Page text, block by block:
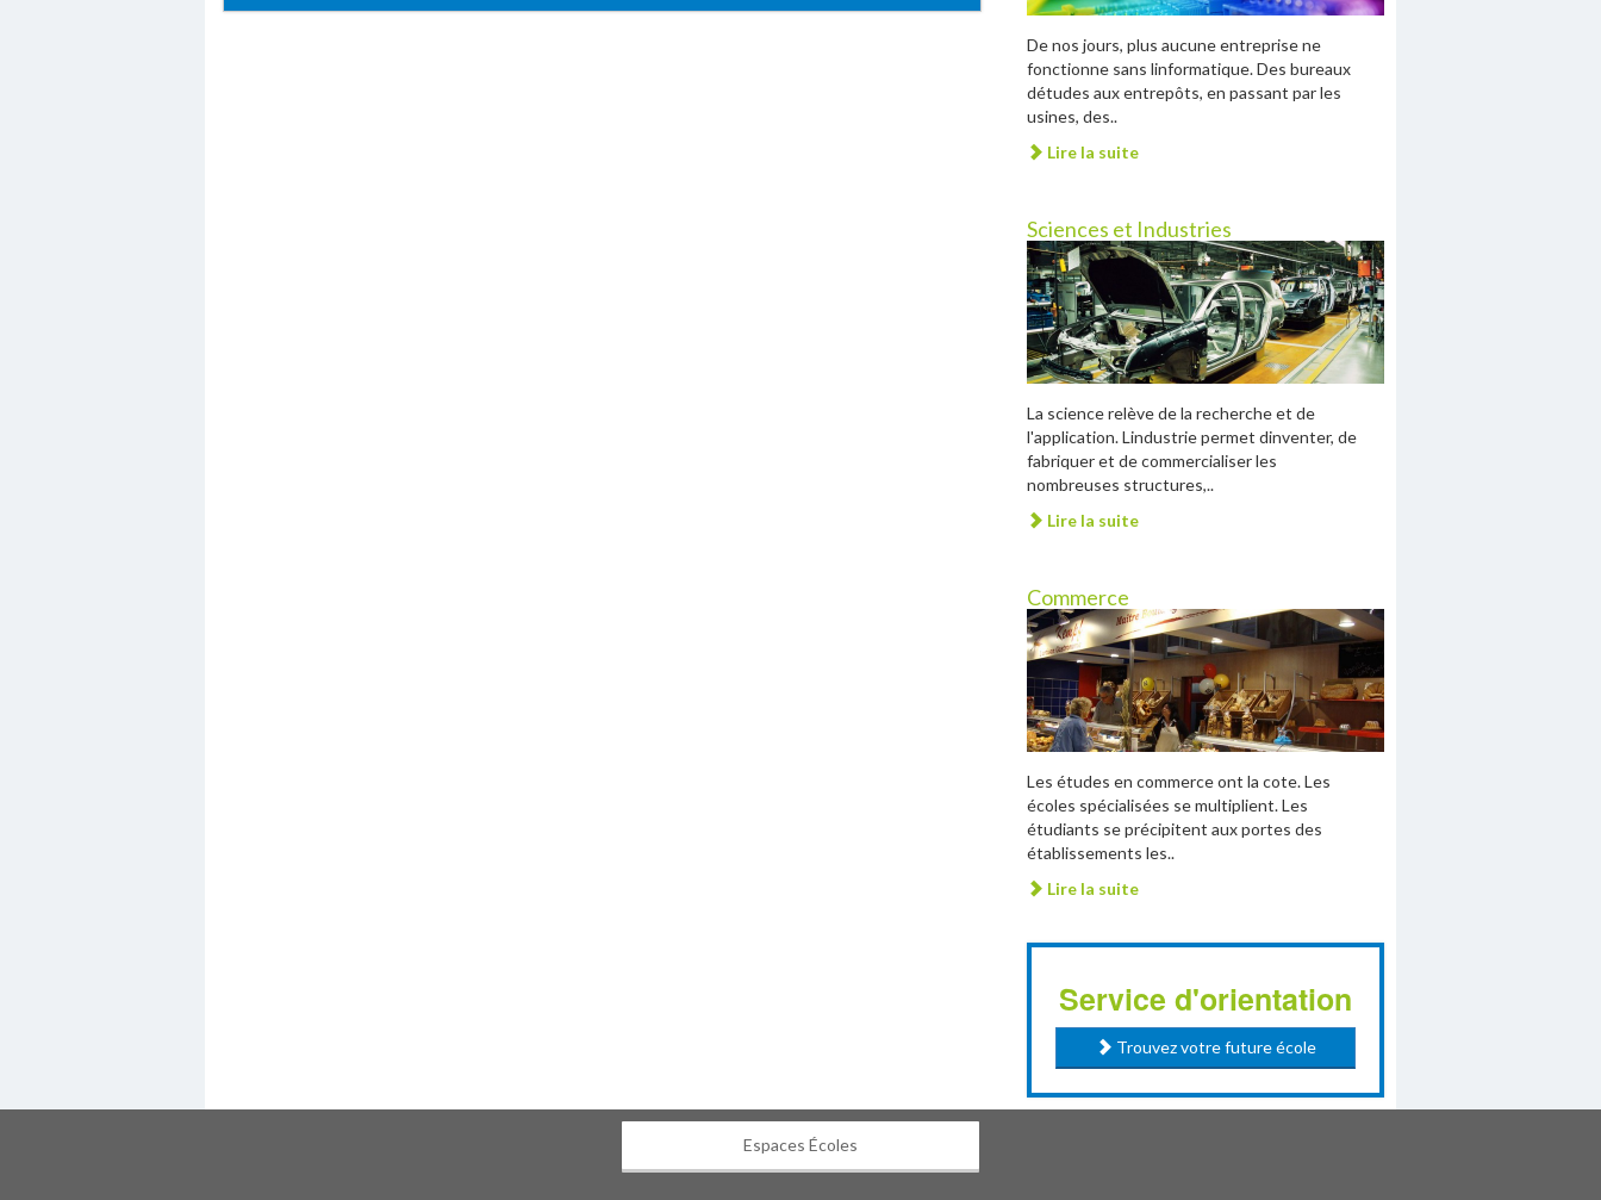
De nos jours, plus aucune entreprise ne
fonctionne sans linformatique. Des bureaux
détudes aux entrepôts, en passant par les
usines, des..
Lire la suite
Sciences et Industries
La science relève de la recherche et de
l'application. Lindustrie permet dinventer, de
fabriquer et de commercialiser les
nombreuses structures,..
Lire la suite
Commerce
Les études en commerce ont la cote. Les
écoles spécialisées se multiplient. Les
étudiants se précipitent aux portes des
établissements les..
Lire la suite
Service d'orientation
Trouvez votre future école
Espaces Écoles